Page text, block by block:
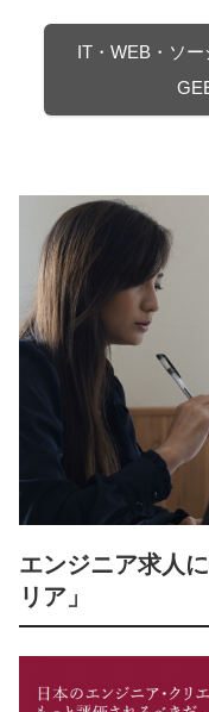
IT・WEB・ソ
エンジニア求人
リア」